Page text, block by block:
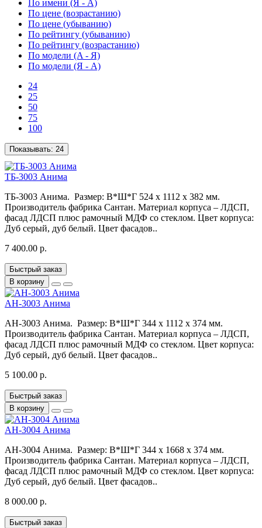
По имени (Я - A)
По цене (возрастанию)
По цене (убыванию)
По рейтингу (убыванию)
По рейтингу (возрастанию)
По модели (A - Я)
По модели (Я - A)
24
25
50
75
100
Показывать: 24
ТБ-3003 Анима
ТБ-3003 Анима. Размер: В*Ш*Г 524 x 1112 x 382 мм.
Производитель фабрика Сантан. Материал корпуса – ЛДСП,
фасад ЛДСП плюс рамочный МДФ со стеклом. Цвет корпуса:
Дуб серый, дуб белый. Цвет фасадов..
7 400.00 р.
Быстрый заказ
В корзину
АН-3003 Анима
АН-3003 Анима. Размер: В*Ш*Г 344 x 1112 x 374 мм.
Производитель фабрика Сантан. Материал корпуса – ЛДСП,
фасад ЛДСП плюс рамочный МДФ со стеклом. Цвет корпуса:
Дуб серый, дуб белый. Цвет фасадов..
5 100.00 р.
Быстрый заказ
В корзину
АН-3004 Анима
АН-3004 Анима. Размер: В*Ш*Г 344 x 1668 x 374 мм.
Производитель фабрика Сантан. Материал корпуса – ЛДСП,
фасад ЛДСП плюс рамочный МДФ со стеклом. Цвет корпуса:
Дуб серый, дуб белый. Цвет фасадов..
8 000.00 р.
Быстрый заказ